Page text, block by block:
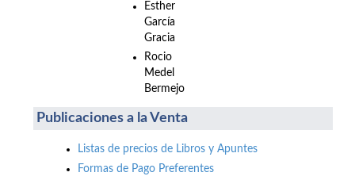
Esther
García
Gracia
Rocio
Medel
Bermejo
Publicaciones a la Venta
Listas de precios de Libros y Apuntes
Formas de Pago Preferentes